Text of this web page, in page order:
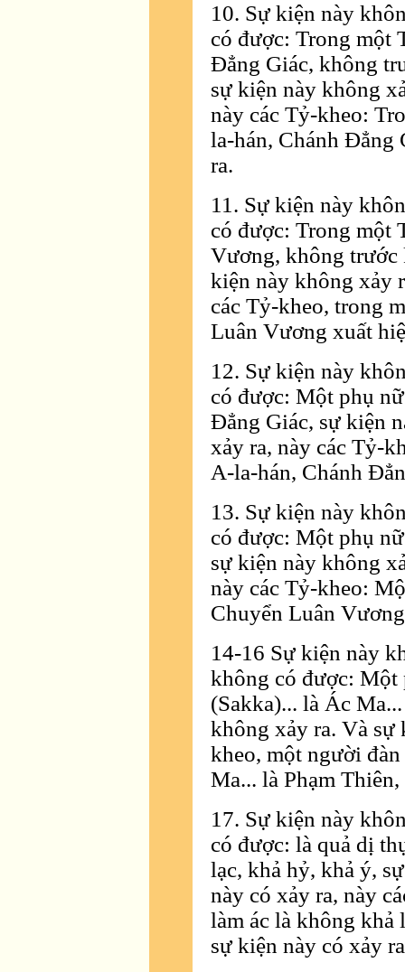
10. Sự kiện này
có được: Trong một
Ðẳng Giác, không
sự kiện này không
này các Tỷ-kheo:
la-hán, Chánh Ðẳng
ra.
11. Sự kiện này
có được: Trong một
Vương, không trước
kiện này không xảy
các Tỷ-kheo, trong
Luân Vương xuất
12. Sự kiện này
có được: Một phụ
Ðẳng Giác, sự kiện
xảy ra, này các Tỷ-
A-la-hán, Chánh
13. Sự kiện này
có được: Một phụ
sự kiện này không
này các Tỷ-kheo:
Chuyển Luân
14-16 Sự kiện này
không có được:
(Sakka)... là Ác
không xảy ra. Và sự
kheo, một người
Ma... là Phạm
17. Sự kiện này
có được: là quả dị
lạc, khả hỷ, khả ý,
này có xảy ra, này
làm ác là không khả
sự kiện này có xảy